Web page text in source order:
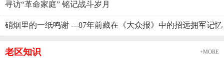
寻访“革命家庭” 铭记战斗岁月
硝烟里的一纸鸣谢 ---87年前藏在《大众报》中的招远拥军记忆
老区知识 +MORE